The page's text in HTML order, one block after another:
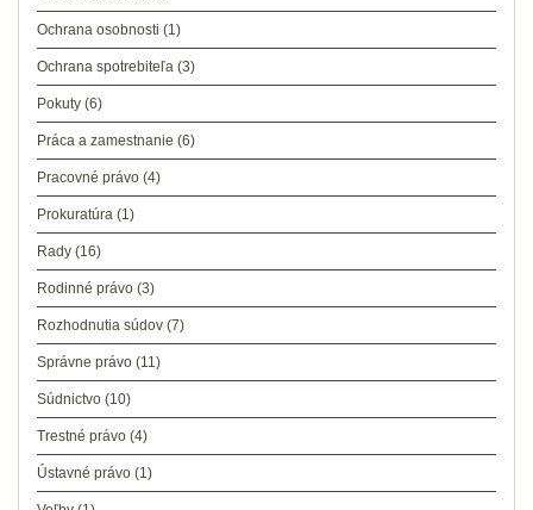
Ochrana osobnosti (1)
Ochrana spotrebiteľa (3)
Pokuty (6)
Práca a zamestnanie (6)
Pracovné právo (4)
Prokuratúra (1)
Rady (16)
Rodinné právo (3)
Rozhodnutia súdov (7)
Správne právo (11)
Súdnictvo (10)
Trestné právo (4)
Ústavné právo (1)